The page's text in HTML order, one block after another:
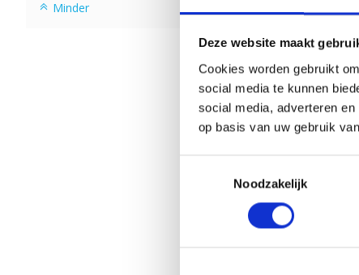
Deze website maakt
Cookies worden gebruikt
social media te kunnen
social media, adverteren
op basis van uw gebruik
Noodzakelijk
Minder